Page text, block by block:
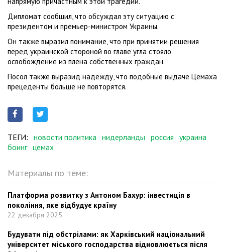
Дипломат сообщил, что обсуждал эту ситуацию с
президентом и премьер-министром Украины.
Он также выразил понимание, что при принятии решения
перед украинской стороной во главе угла стояло
освобождение из плена собственных граждан.
Посол также выразид надежду, что подобные выдаче Цемаха
прецеденты больше не повторятся.
ТЕГИ: новости политика нидерланды россия украина
боинг цемах
Материалы по теме:
Платформа розвитку з Антоном Бахур: інвестиція в
покоління, яке відбудує країну
22 декабря 2025
Будувати під обстрілами: як Харківський національний
університет міського господарства відновлюється після